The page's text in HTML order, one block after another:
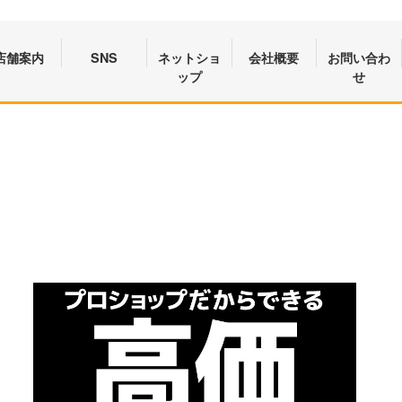
舗案内 SNS
ネットショ
ップ
会社概要
お問い合わ
せ